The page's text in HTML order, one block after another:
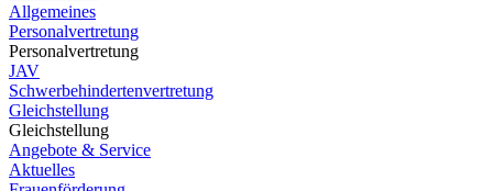
Allgemeines
Personalvertretung
Personalvertretung
JAV
Schwerbehindertenvertretung
Gleichstellung
Gleichstellung
Angebote & Service
Aktuelles